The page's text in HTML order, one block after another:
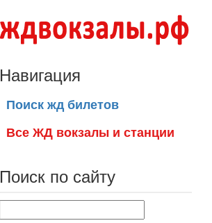
Навигация
Поиск жд билетов
Все ЖД вокзалы и станции
Поиск по сайту